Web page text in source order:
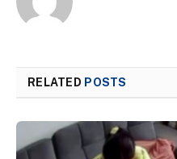
RELATED POSTS